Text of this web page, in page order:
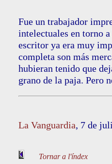
Fue un trabajador
intelectuales en torno
escritor ya era muy
completa son más
hubieran tenido que
grano de la paja. Pero
La Vanguardia, 7 de
Tornar a l'índex